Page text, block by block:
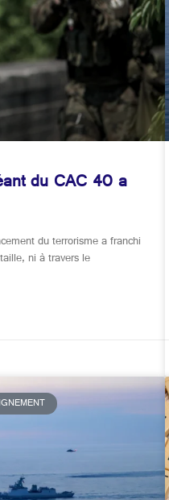
du CAC 40 a
du terrorisme a franchi
ni à travers le